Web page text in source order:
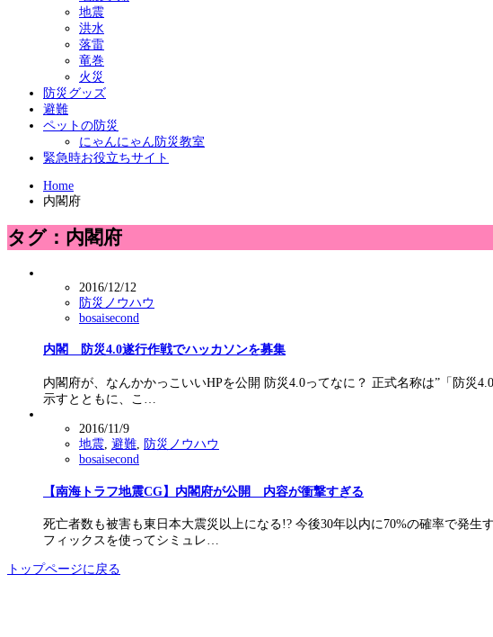
地震
洪水
落雷
竜巻
火災
防災グッズ
避難
ペットの防災
にゃんにゃん防災教室
緊急時お役立ちサイト
Home
内閣府
タグ：内閣府
2016/12/12
防災ノウハウ
bosaisecond
内閣 防災4.0遂行作戦でハッカソンを募集
内閣府が、なんかかっこいいHPを公開 防災4.0ってなに？ 正式名称は”「防災
示すとともに、こ…
2016/11/9
地震, 避難, 防災ノウハウ
bosaisecond
【南海トラフ地震CG】内閣府が公開 内容が衝撃すぎる
死亡者数も被害も東日本大震災以上になる!? 今後30年以内に70%の確率で発
フィックスを使ってシミュレ…
トップページに戻る